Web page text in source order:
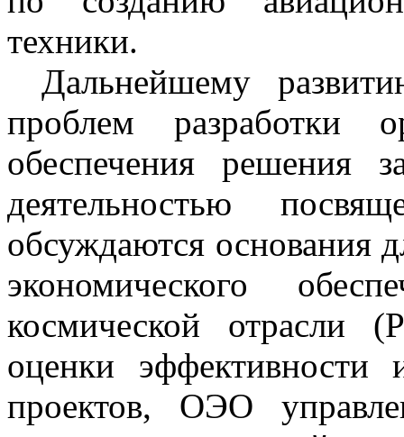
техники.
Дальнейшему
проблем разработки
обеспечения решения
деятельностью
обсуждаются основания
экономического
космической отрасли
оценки эффективности
проектов, ОЭО